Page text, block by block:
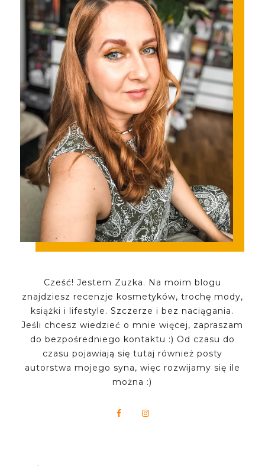
Cześć! Jestem Zuzka. Na moim blogu
znajdziesz recenzje kosmetyków, trochę mody,
książki i lifestyle. Szczerze i bez naciągania.
Jeśli chcesz wiedzieć o mnie więcej, zapraszam
do bezpośredniego kontaktu :) Od czasu do
czasu pojawiają się tutaj również posty
autorstwa mojego syna, więc rozwijamy się ile
można :)